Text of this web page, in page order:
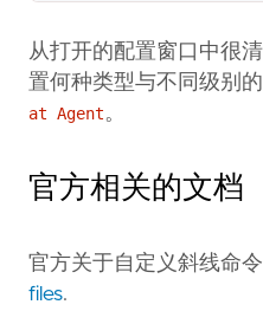
从打开的配置窗口中很
置何种类型与不同级别的
at Agent。
官方相关的文档
官方关于自定义斜线命
files.